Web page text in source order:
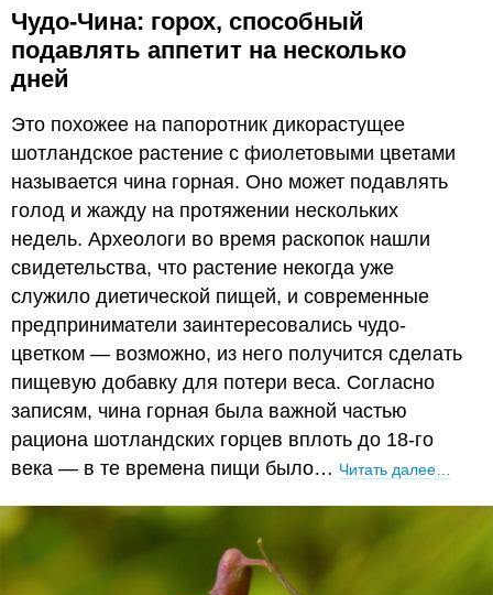
Чудо-Чина: горох, способный
подавлять аппетит на несколько
дней
Это похожее на папоротник дикорастущее
шотландское растение с фиолетовыми цветами
называется чина горная. Оно может подавлять
голод и жажду на протяжении нескольких
недель. Археологи во время раскопок нашли
свидетельства, что растение некогда уже
служило диетической пищей, и современные
предприниматели заинтересовались чудо-
цветком — возможно, из него получится сделать
пищевую добавку для потери веса. Согласно
записям, чина горная была важной частью
рациона шотландских горцев вплоть до 18-го
века — в те времена пищи было… Читать далее…